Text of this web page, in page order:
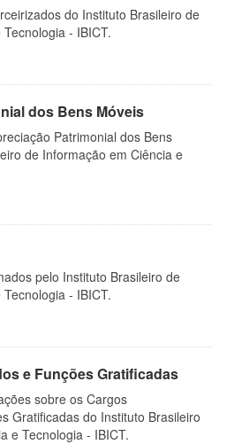
do Instituto Brasileiro de
- IBICT.
dos Bens Móveis
Patrimonial dos Bens
de Informação em Ciência e
pelo Instituto Brasileiro de
- IBICT.
e Funções Gratificadas
sobre os Cargos
Gratificadas do Instituto Brasileiro
e Tecnologia - IBICT.